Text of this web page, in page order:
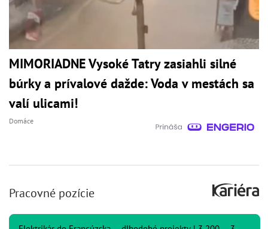
MIMORIADNE Vysoké Tatry zasiahli silné
búrky a prívalové dažde: Voda v mestách sa
valí ulicami!
Domáce
Pracovné pozície